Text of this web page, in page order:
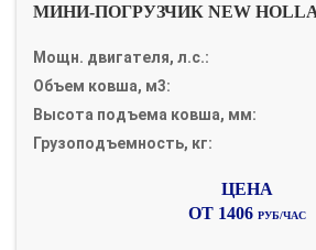
МИНИ-ПОГРУЗЧИК NEW
Мощн. двигателя, л.с.:
Объем ковша, м3:
Высота подъема ковша, мм:
Грузоподъемность, кг:
ОТ 1406 РУБ/ЧАС